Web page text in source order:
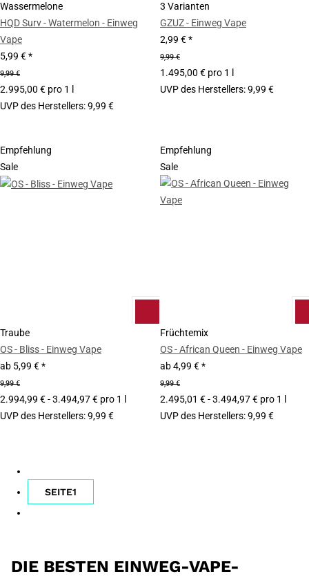
Wassermelone
HQD Surv - Watermelon - Einweg
Vape
5,99 €*
9,99 €
2.995,00 € pro 1 l
UVP des Herstellers:9,99 €
3 Varianten
GZUZ - Einweg Vape
2,99 €*
9,99 €
1.495,00 € pro 1 l
UVP des Herstellers:9,99 €
Empfehlung
Sale
Traube
OS - Bliss - Einweg Vape
ab 5,99 €*
9,99 €
2.994,99 € - 3.494,97 € pro 1 l
UVP des Herstellers:9,99 €
Empfehlung
Sale
Früchtemix
OS - African Queen - Einweg Vape
ab4,99 €*
9,99 €
2.495,01 € - 3.494,97 € pro 1 l
UVP des Herstellers:9,99 €
SEITE1
DIE BESTEN EINWEG-VAPE-